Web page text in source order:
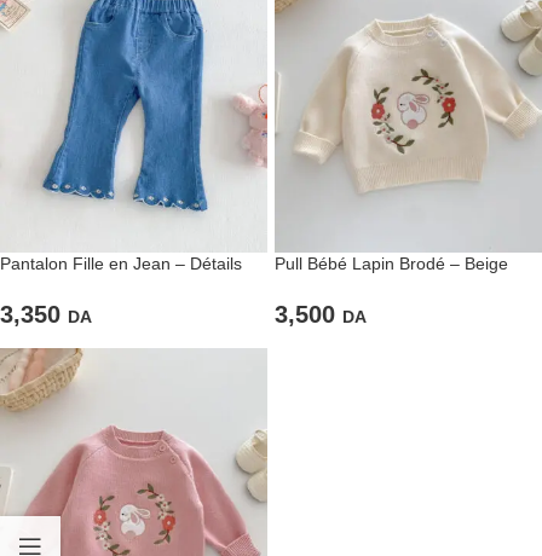
Pantalon Fille en Jean – Détails
3,350 DA
Pull Bébé Lapin Brodé – Beige
3,500 DA